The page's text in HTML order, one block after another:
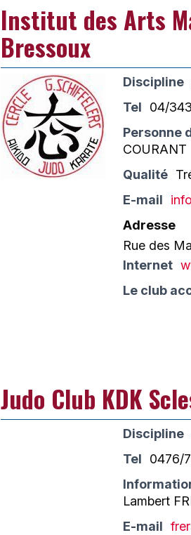
Institut des Arts
Bressoux
Discipline
Tel
04/
Personne
COURANT
Qualité
E-mail
Adresse
Rue des
Internet
Le club
Judo Club KDK
Discipline
Tel
0476/
Lambert
E-mail